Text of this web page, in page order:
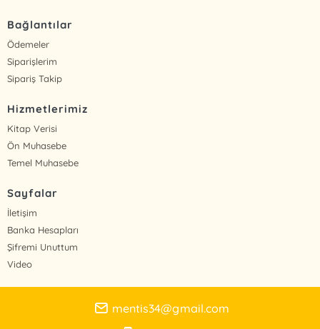
Bağlantılar
Ödemeler
Siparişlerim
Sipariş Takip
Hizmetlerimiz
Kitap Verisi
Ön Muhasebe
Temel Muhasebe
Sayfalar
İletişim
Banka Hesapları
Şifremi Unuttum
Video
mentis34@gmail.com